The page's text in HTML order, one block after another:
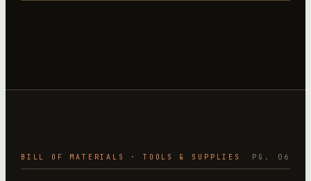
BILL OF MATERIALS · TOOLS & SUPPLIES PG. 06